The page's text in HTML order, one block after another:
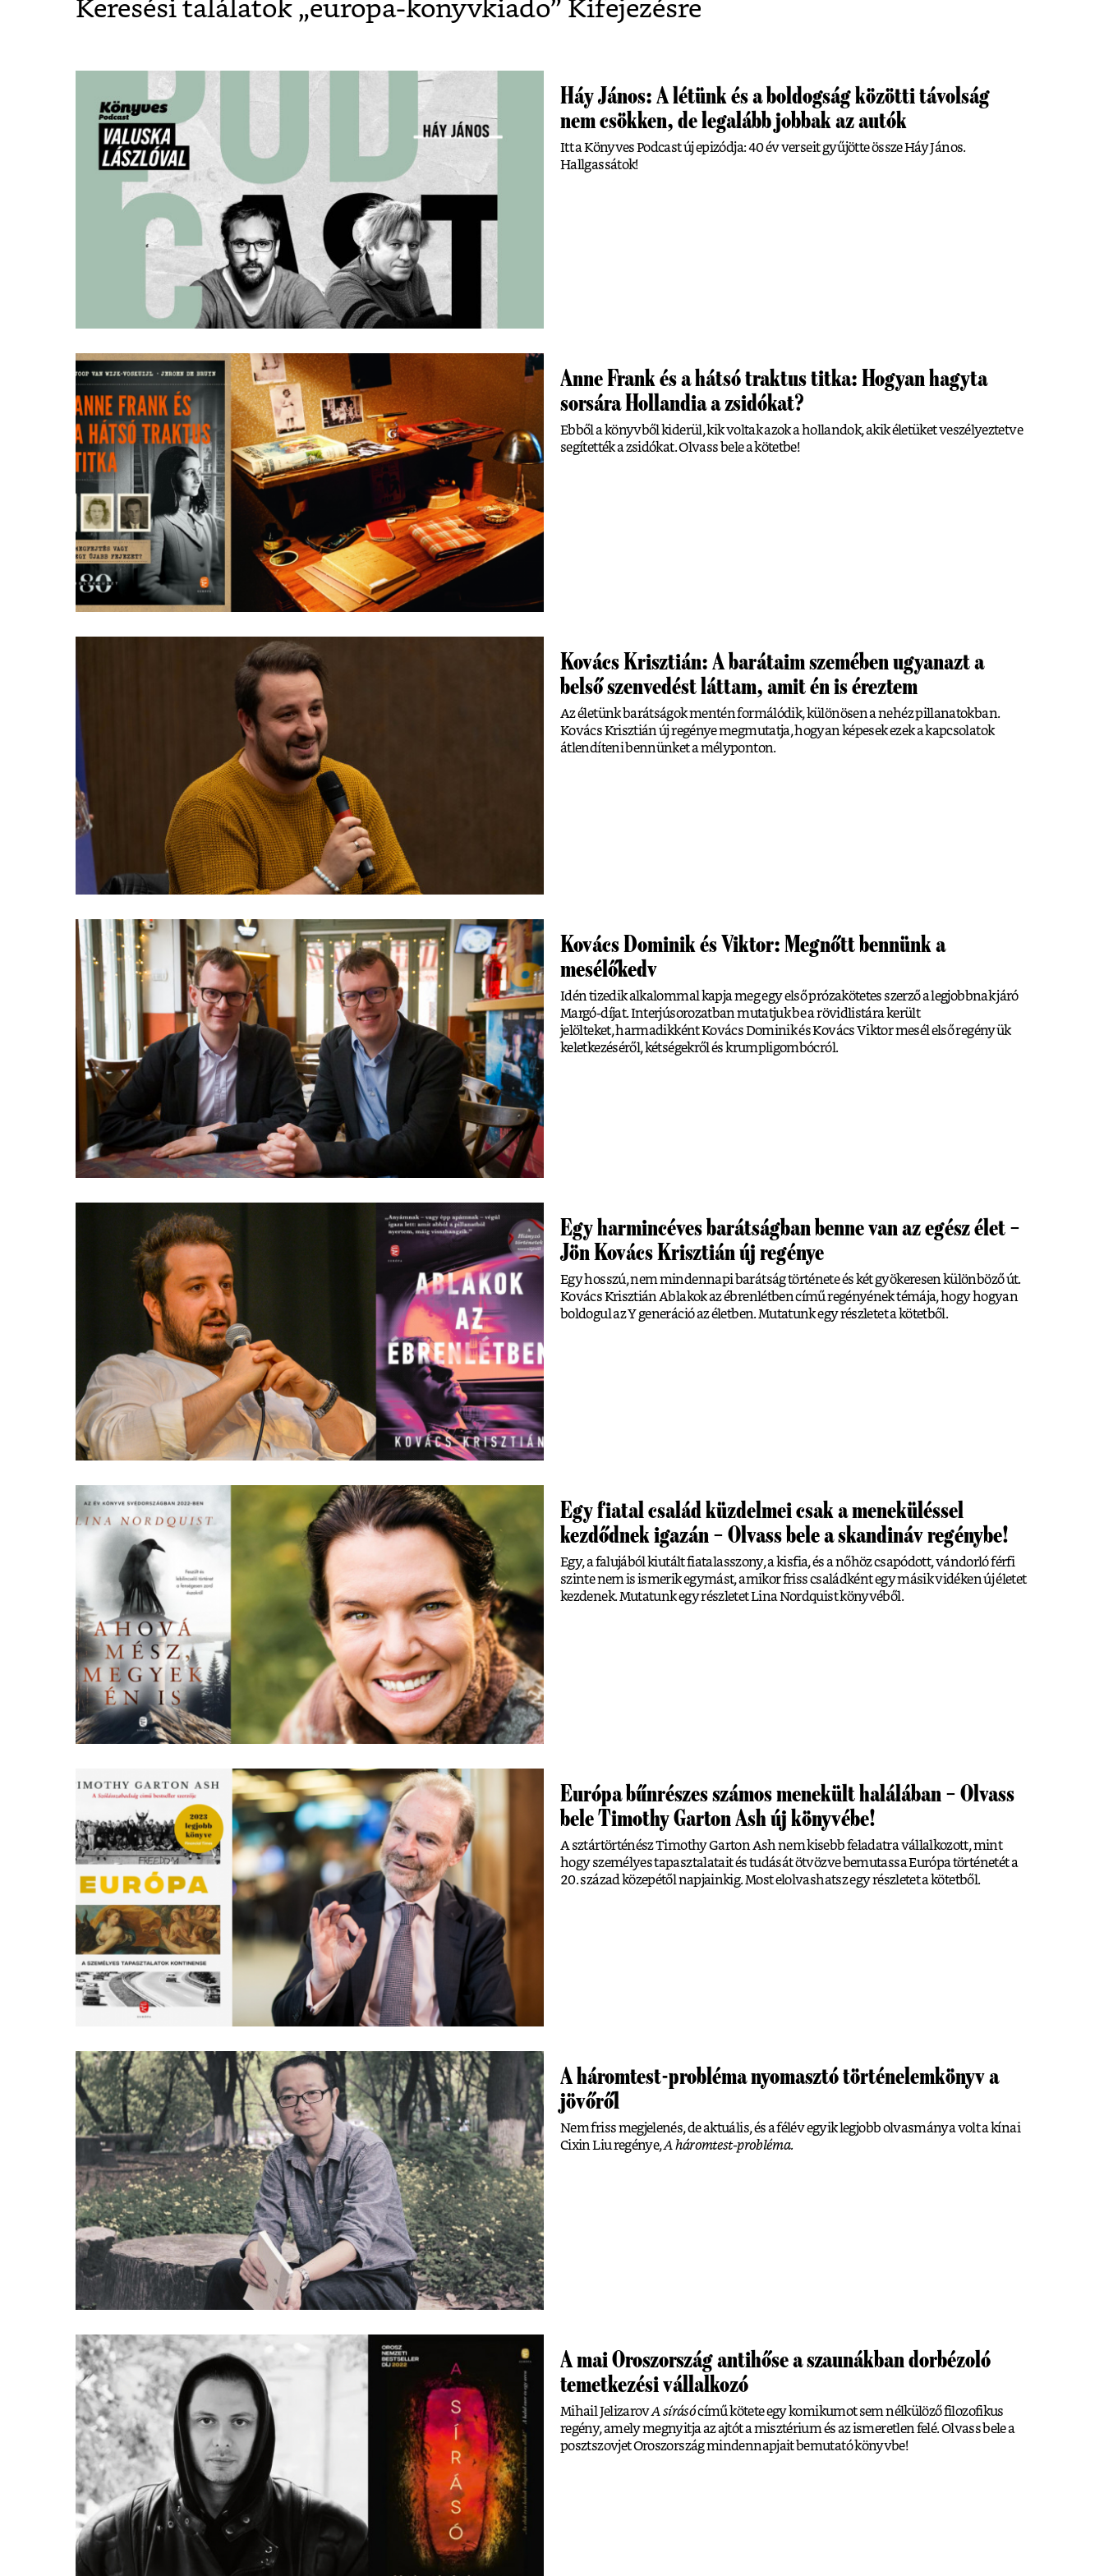
Keresési találatok „europa-konyvkiado” Kifejezésre
Háy János: A létünk és a boldogság közötti távolság
nem csökken, de legalább jobbak az autók
Itt a Könyves Podcast új epizódja: 40 év verseit gyűjötte össze Háy János.
Hallgassátok!
Anne Frank és a hátsó traktus titka: Hogyan hagyta
sorsára Hollandia a zsidókat?
Ebből a könyvből kiderül, kik voltak azok a hollandok, akik életüket veszélyeztetve
segítették a zsidókat. Olvass bele a kötetbe!
Kovács Krisztián: A barátaim szemében ugyanazt a
belső szenvedést láttam, amit én is éreztem
Az életünk barátságok mentén formálódik, különösen a nehéz pillanatokban.
Kovács Krisztián új regénye megmutatja, hogyan képesek ezek a kapcsolatok
átlendíteni bennünket a mélyponton.
Kovács Dominik és Viktor: Megnőtt bennünk a
mesélőkedv
Idén tizedik alkalommal kapja meg egy első prózakötetes szerző a legjobbnak járó
Margó-díjat. Interjúsorozatban mutatjuk be a rövidlistára került
jelölteket, harmadikként Kovács Dominik és Kovács Viktor mesél első regényük
keletkezéséről, kétségekről és krumpligombócról.
Egy harmincéves barátságban benne van az egész élet –
Jön Kovács Krisztián új regénye
Egy hosszú, nem mindennapi barátság története és két gyökeresen különböző út.
Kovács Krisztián Ablakok az ébrenlétben című regényének témája, hogy hogyan
boldogul az Y generáció az életben. Mutatunk egy részletet a kötetből.
Egy fiatal család küzdelmei csak a meneküléssel
kezdődnek igazán – Olvass bele a skandináv regénybe!
Egy, a falujából kiutált fiatalasszony, a kisfia, és a nőhöz csapódott, vándorló férfi
szinte nem is ismerik egymást, amikor friss családként egy másik vidéken új életet
kezdenek. Mutatunk egy részletet Lina Nordquist könyvéből.
Európa bűnrészes számos menekült halálában – Olvass
bele Timothy Garton Ash új könyvébe!
A sztártörténész Timothy Garton Ash nem kisebb feladatra vállalkozott, mint
hogy személyes tapasztalatait és tudását ötvözve bemutassa Európa történetét a
20. század közepétől napjainkig. Most elolvashatsz egy részletet a kötetből.
A háromtest-probléma nyomasztó történelemkönyv a
jövőről
Nem friss megjelenés, de aktuális, és a félév egyik legjobb olvasmánya volt a kínai
Cixin Liu regénye,A háromtest-probléma.
A mai Oroszország antihőse a szaunákban dorbézoló
temetkezési vállalkozó
Mihail JelizarovA sírásócímű kötete egy komikumot sem nélkülöző filozofikus
regény, amely megnyitja az ajtót a misztérium és az ismeretlen felé. Olvass bele a
posztszovjet Oroszország mindennapjait bemutató könyvbe!